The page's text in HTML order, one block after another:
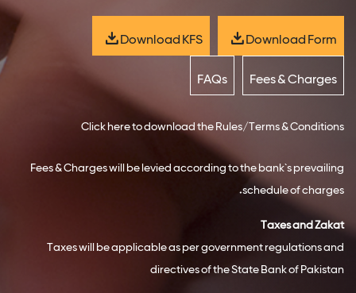
Download Form
Download KFS
Fees & Charges
FAQs
Click here to download the Rules/Terms & Conditions
Fees & Charges will be levied according to the bank`s prevailing
schedule of charges.
Taxes and Zakat
Taxes will be applicable as per government regulations and
directives of the State Bank of Pakistan